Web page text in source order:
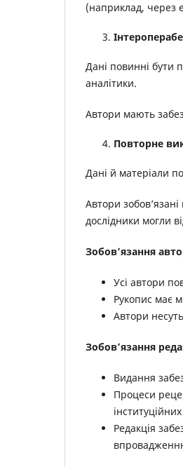
(наприклад, через
Дані повинні бути
аналітики.
Автори мають
Повторне
Дані й матеріали
Автори
дослідники могли
Зобов’язання
Усі автори
Рукопис має
Автори
Зобов’язання
Видання
Процеси
Редакція